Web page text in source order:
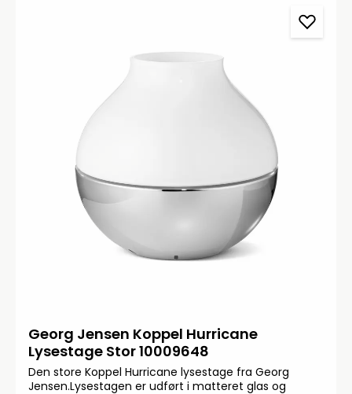
Georg Jensen Koppel Hurricane
Lysestage Stor 10009648
Den store Koppel Hurricane lysestage fra Georg
Jensen.Lysestagen er udført i matteret glas og